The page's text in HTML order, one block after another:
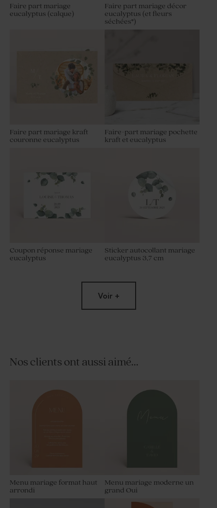
Faire part mariage
eucalyptus (calque)
Faire part mariage décor
eucalyptus (et fleurs
séchées*)
Faire part mariage kraft
couronne eucalyptus
Faire-part mariage pochette
kraft et eucalyptus
Coupon réponse mariage
eucalyptus
Sticker autocollant mariage
eucalyptus 3,7 cm
Voir +
Nos clients ont aussi aimé...
Menu mariage format haut
arrondi
Menu mariage moderne un
grand Oui